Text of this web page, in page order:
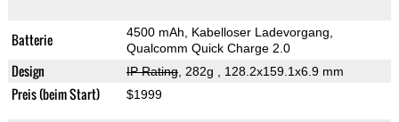
Batterie
4500 mAh, Kabelloser Ladevorgang,
Qualcomm Quick Charge 2.0
Design IP Rating, 282g , 128.2x159.1x6.9 mm
Preis (beim Start) $1999